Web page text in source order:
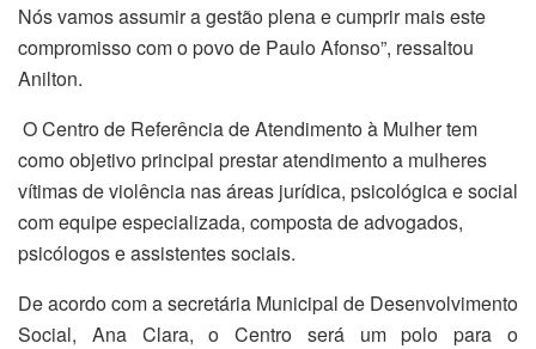
Nós vamos assumir a gestão plena e cumprir mais este
compromisso com o povo de Paulo Afonso”, ressaltou
Anilton.
OCentro de Referência de Atendimento à Mulher tem
como objetivo principal prestar atendimento a mulheres
vítimas de violência nas áreas jurídica, psicológica e social
com equipe especializada, composta de advogados,
psicólogos e assistentes sociais.
De acordo com a secretária Municipal de Desenvolvimento
Social, Ana Clara, o Centro será um polo para o